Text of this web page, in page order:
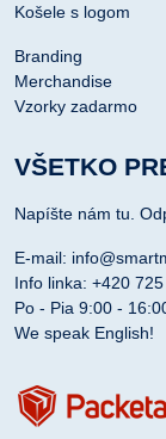
Košele s logom
Branding
Merchandise
Vzorky zadarmo
VŠETKO
Napíšte nám tu.
E-mail:
Info linka: +420
Po - Pia 9:00 -
We speak English!